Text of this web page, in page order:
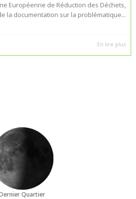
Européenne de Réduction des Déchets,
la documentation sur la problématique...
En lire plus
Quartier